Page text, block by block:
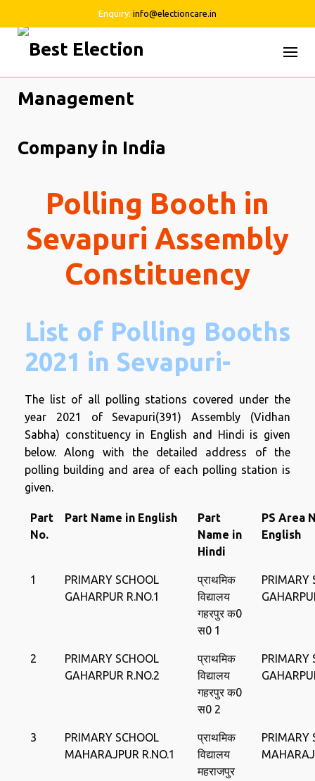
Enquiry: info@electioncare.in
Skip
Polling Booth in
Sevapuri Assembly
Constituency
List of Polling Booths
2021 in Sevapuri-
The list of all polling stations covered under the
year 2021 of Sevapuri(391) Assembly (Vidhan
Sabha) constituency in English and Hindi is given
below. Along with the detailed address of the
polling building and area of ​​each polling station is
given.
Part
No.
Part Name in English
Part
Name in
Hindi
PS Area
English
1
PRIMARY SCHOOL
GAHARPUR R.NO.1
प्राथमिक
विद्यालय
गहरपुर क0
स0 1
PRIMARY
2
PRIMARY SCHOOL
GAHARPUR R.NO.2
प्राथमिक
विद्यालय
गहरपुर क0
स0 2
PRIMARY
3
PRIMARY SCHOOL
MAHARAJPUR R.NO.1
प्राथमिक
विद्यालय
महराजपुर
PRIMARY